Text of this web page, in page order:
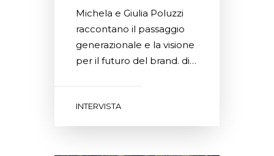
Michela e Giulia Poluzzi
raccontano il passaggio
generazionale e la visione
per il futuro del brand. di…
INTERVISTA